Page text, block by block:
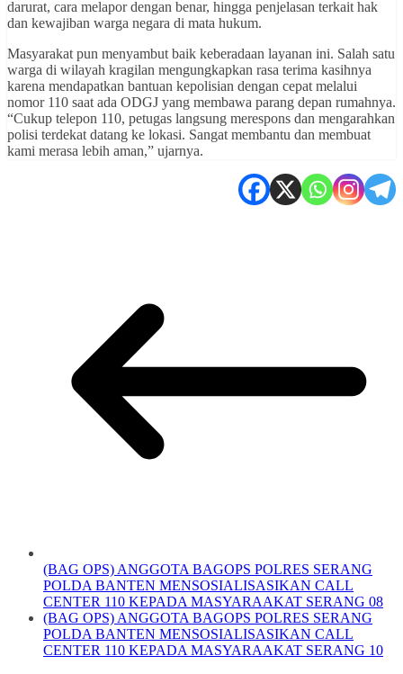
darurat, cara melapor dengan benar, hingga penjelasan terkait hak
dan kewajiban warga negara di mata hukum.
Masyarakat pun menyambut baik keberadaan layanan ini. Salah satu
warga di wilayah kragilan mengungkapkan rasa terima kasihnya
karena mendapatkan bantuan kepolisian dengan cepat melalui
nomor 110 saat ada ODGJ yang membawa parang depan rumahnya.
“Cukup telepon 110, petugas langsung merespons dan mengarahkan
polisi terdekat datang ke lokasi. Sangat membantu dan membuat
kami merasa lebih aman,” ujarnya.
(BAG OPS) ANGGOTA BAGOPS POLRES SERANG
POLDA BANTEN MENSOSIALISASIKAN CALL
CENTER 110 KEPADA MASYARAAKAT SERANG 08
(BAG OPS) ANGGOTA BAGOPS POLRES SERANG
POLDA BANTEN MENSOSIALISASIKAN CALL
CENTER 110 KEPADA MASYARAAKAT SERANG 10